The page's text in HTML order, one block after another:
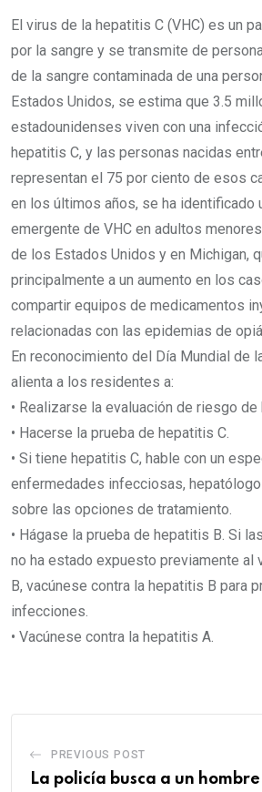
El virus de la hepatitis C (VHC) es un
por la sangre y se transmite de
de la sangre contaminada de una
Estados Unidos, se estima que 3.5
estadounidenses viven con una
hepatitis C, y las personas nacidas
representan el 75 por ciento de esos
en los últimos años, se ha identificado
emergente de VHC en adultos
de los Estados Unidos y en Michigan,
principalmente a un aumento en los
compartir equipos de medicamentos
relacionadas con las epidemias de
En reconocimiento del Día Mundial de
alienta a los residentes a:
• Realizarse la evaluación de riesgo
• Hacerse la prueba de hepatitis C.
• Si tiene hepatitis C, hable con un
enfermedades infecciosas,
sobre las opciones de tratamiento.
• Hágase la prueba de hepatitis B. Si
no ha estado expuesto previamente al
B, vacúnese contra la hepatitis B para
infecciones.
• Vacúnese contra la hepatitis A.
PREVIOUS POST
La policía busca a un